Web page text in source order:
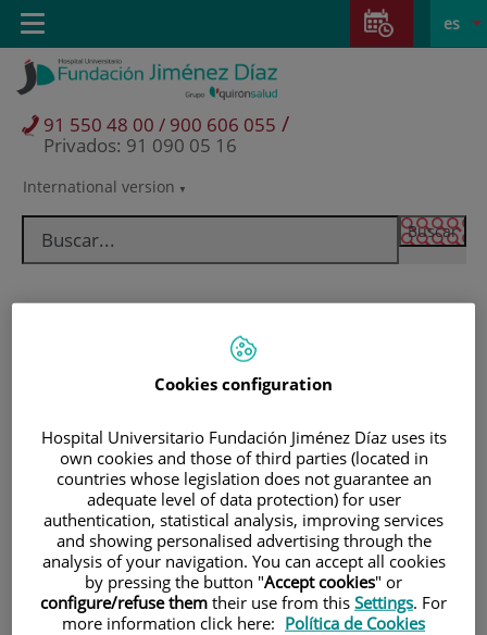
Saltar al contenido
Saltar
contenido
Selector
idioma
activo
es
International version
91 550 48 00 / 900 606 055 /
Privados: 91 090 05 16
Toggle
navigation
Pacientes y visitantes
Cookies configuration
Hospital Universitario Fundación Jiménez Díaz uses its
own cookies and those of third parties (located in
countries whose legislation does not guarantee an
adequate level of data protection) for user
authentication, statistical analysis, improving services
and showing personalised advertising through the
analysis of your navigation. You can accept all cookies
by pressing the button "Accept cookies" or
configure/refuse them their use from this Settings. For
more information click here: Política de Cookies